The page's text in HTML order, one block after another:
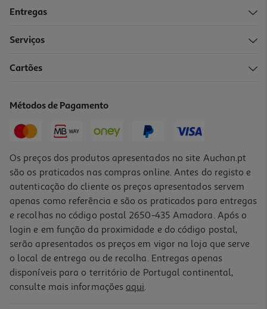
Suplemento Forma+ Pau D'arco 200ml
Entregas
Serviços
Cartões
Métodos de Pagamento
Os preços dos produtos apresentados no site Auchan.pt
são os praticados nas compras online. Antes do registo e
autenticação do cliente os preços apresentados servem
apenas como referência e são os praticados para entregas
e recolhas no código postal 2650-435 Amadora. Após o
login e em função da proximidade e do código postal,
serão apresentados os preços em vigor na loja que serve
o local de entrega ou de recolha. Entregas apenas
disponíveis para o território de Portugal continental,
consulte mais informações aqui.